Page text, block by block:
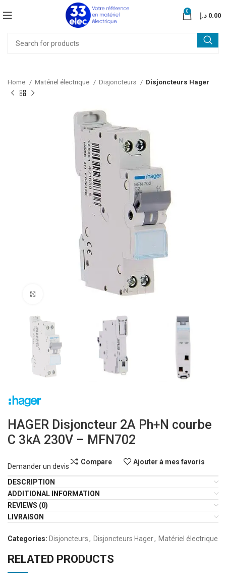
0
0.00 د.إ
Home Matériel électrique Disjoncteurs Disjoncteurs Hager
HAGER Disjoncteur 2A Ph+N courbe
C 3kA 230V – MFN702
Demander un devis
Compare Ajouter à mes favoris
DESCRIPTION
ADDITIONAL INFORMATION
REVIEWS (0)
LIVRAISON
Categories: Disjoncteurs, Disjoncteurs Hager, Matériel électrique
RELATED PRODUCTS